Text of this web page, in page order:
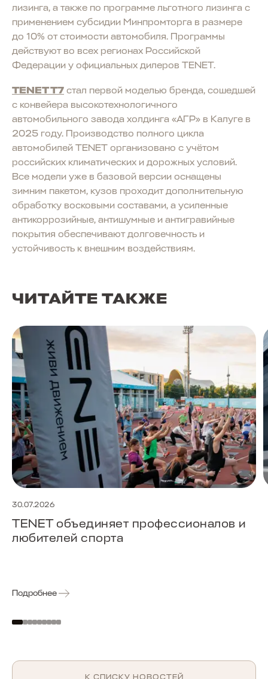
лизинга, а также по программе льготного лизинга с
применением субсидии Минпромторга в размере
до 10% от стоимости автомобиля. Программы
действуют во всех регионах Российской
Федерации у официальных дилеров TENET.
TENET T7 стал первой моделью бренда, сошедшей
с конвейера высокотехнологичного
автомобильного завода холдинга «АГР» в Калуге в
2025 году. Производство полного цикла
автомобилей TENET организовано с учётом
российских климатических и дорожных условий.
Все модели уже в базовой версии оснащены
зимним пакетом, кузов проходит дополнительную
обработку восковыми составами, а усиленные
антикоррозийные, антишумные и антигравийные
покрытия обеспечивают долговечность и
устойчивость к внешним воздействиям.
ЧИТАЙТЕ ТАКЖЕ
30.07.2026
TENET объединяет профессионалов и
любителей спорта
Подробнее
К СПИСКУ НОВОСТЕЙ